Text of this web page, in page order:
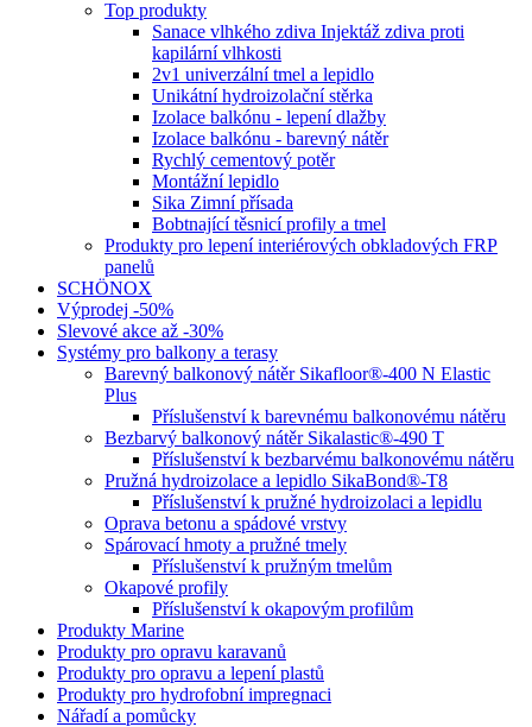
Top produkty
Sanace vlhkého zdiva Injektáž zdiva proti
kapilární vlhkosti
2v1 univerzální tmel a lepidlo
Unikátní hydroizolační stěrka
Izolace balkónu - lepení dlažby
Izolace balkónu - barevný nátěr
Rychlý cementový potěr
Montážní lepidlo
Sika Zimní přísada
Bobtnající těsnicí profily a tmel
Produkty pro lepení interiérových obkladových FRP
panelů
SCHÖNOX
Výprodej -50%
Slevové akce až -30%
Systémy pro balkony a terasy
Barevný balkonový nátěr Sikafloor®-400 N Elastic
Plus
Příslušenství k barevnému balkonovému nátěru
Bezbarvý balkonový nátěr Sikalastic®-490 T
Příslušenství k bezbarvému balkonovému nátěru
Pružná hydroizolace a lepidlo SikaBond®-T8
Příslušenství k pružné hydroizolaci a lepidlu
Oprava betonu a spádové vrstvy
Spárovací hmoty a pružné tmely
Příslušenství k pružným tmelům
Okapové profily
Příslušenství k okapovým profilům
Produkty Marine
Produkty pro opravu karavanů
Produkty pro opravu a lepení plastů
Produkty pro hydrofobní impregnaci
Nářadí a pomůcky